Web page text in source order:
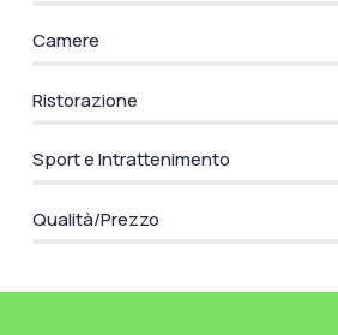
Camere
Ristorazione
Sport e Intrattenimento
Qualità/Prezzo